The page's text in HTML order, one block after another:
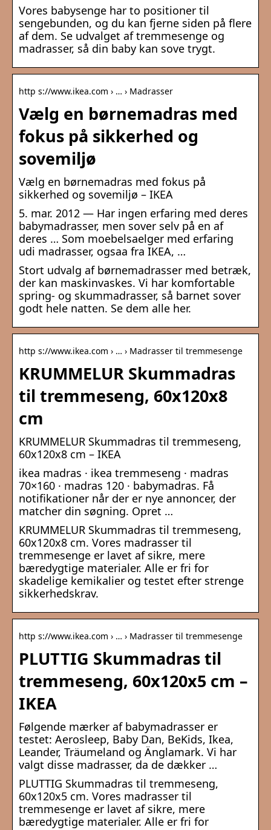
Vores babysenge har to positioner til
sengebunden, og du kan fjerne siden på flere
af dem. Se udvalget af tremmesenge og
madrasser, så din baby kan sove trygt.
http s://www.ikea.com › … › Madrasser
Vælg en børnemadras med
fokus på sikkerhed og
sovemiljø
Vælg en børnemadras med fokus på
sikkerhed og sovemiljø – IKEA
5. mar. 2012 — Har ingen erfaring med deres
babymadrasser, men sover selv på en af
deres … Som moebelsaelger med erfaring
udi madrasser, ogsaa fra IKEA, …
Stort udvalg af børnemadrasser med betræk,
der kan maskinvaskes. Vi har komfortable
spring- og skummadrasser, så barnet sover
godt hele natten. Se dem alle her.
http s://www.ikea.com › … › Madrasser til tremmesenge
KRUMMELUR Skummadras
til tremmeseng, 60x120x8
cm
KRUMMELUR Skummadras til tremmeseng,
60x120x8 cm – IKEA
ikea madras · ikea tremmeseng · madras
70×160 · madras 120 · babymadras. Få
notifikationer når der er nye annoncer, der
matcher din søgning. Opret …
KRUMMELUR Skummadras til tremmeseng,
60x120x8 cm. Vores madrasser til
tremmesenge er lavet af sikre, mere
bæredygtige materialer. Alle er fri for
skadelige kemikalier og testet efter strenge
sikkerhedskrav.
http s://www.ikea.com › … › Madrasser til tremmesenge
PLUTTIG Skummadras til
tremmeseng, 60x120x5 cm –
IKEA
Følgende mærker af babymadrasser er
testet: Aerosleep, Baby Dan, BeKids, Ikea,
Leander, Träumeland og Änglamark. Vi har
valgt disse madrasser, da de dækker …
PLUTTIG Skummadras til tremmeseng,
60x120x5 cm. Vores madrasser til
tremmesenge er lavet af sikre, mere
bæredygtige materialer. Alle er fri for